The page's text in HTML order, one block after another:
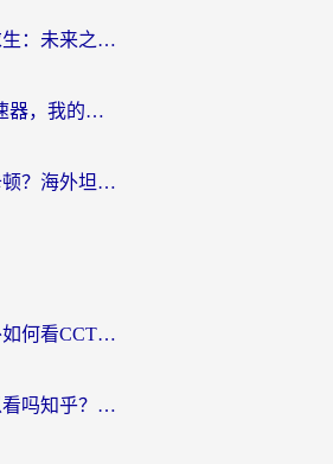
在欧洲怎么打绝地求生：未来之役不卡？留学生亲测的加速器避坑指南
人在美国玩BanG加速器，我的延迟终于绿了
海外玩坦克世界总卡顿？海外坦克世界加速器有哪些？实测好用的选择在这里
海外党亲测：在海外如何看CCTV？告别“仅限大陆播放”的实用指南
央视影音在海外可以看吗知乎？留学生亲测：3步解决地域限制+追剧自由